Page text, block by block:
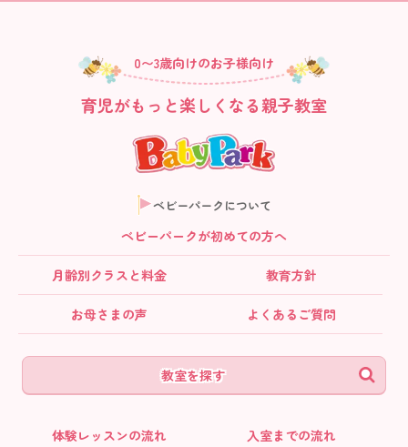
0〜3歳向けのお子様向け
育児がもっと楽しくなる親子教室
ベビーパークについて
ベビーパークが初めての方へ
月齢別クラス と料金 教育方針
お母さまの声 よくあるご質問
教室を探す
体験レッスンの流れ 入室までの流れ